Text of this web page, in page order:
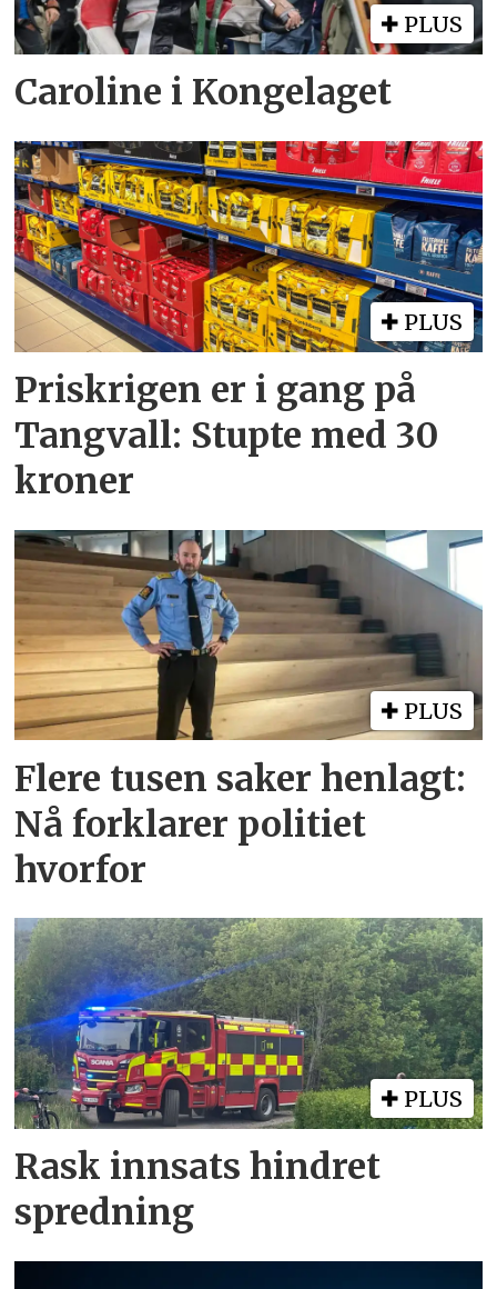
PLUS
Caroline i Kongelaget
PLUS
Priskrigen er i gang på
Tangvall: Stupte med 30
kroner
PLUS
Flere tusen saker henlagt:
Nå forklarer politiet
hvorfor
PLUS
Rask innsats hindret
spredning